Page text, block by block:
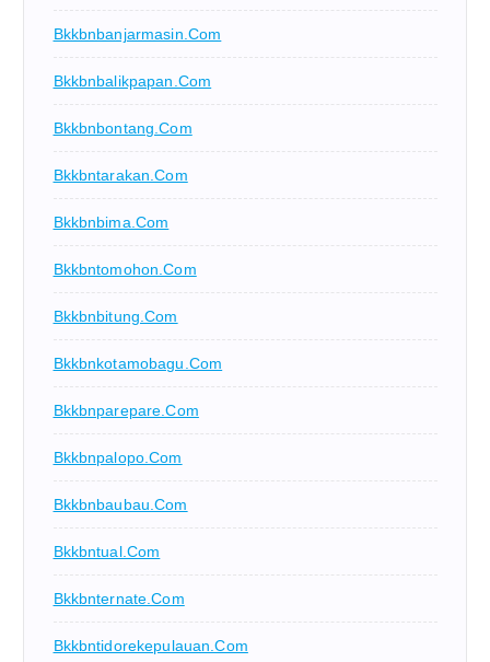
Bkkbnbanjarmasin.com
Bkkbnbalikpapan.com
Bkkbnbontang.com
Bkkbntarakan.com
Bkkbnbima.com
Bkkbntomohon.com
Bkkbnbitung.com
Bkkbnkotamobagu.com
Bkkbnparepare.com
Bkkbnpalopo.com
Bkkbnbaubau.com
Bkkbntual.com
Bkkbnternate.com
Bkkbntidorekepulauan.com